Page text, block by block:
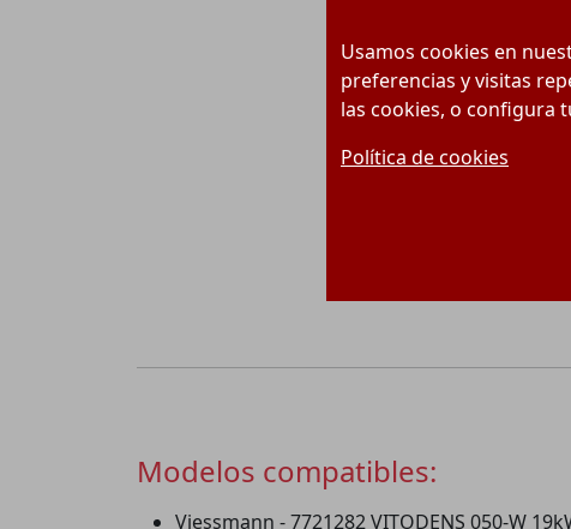
Usamos cookies en
preferencias y visitas
las cookies, o configura
Política de cookies
Modelos compatibles:
Viessmann - 7721282 VITODENS 050-W